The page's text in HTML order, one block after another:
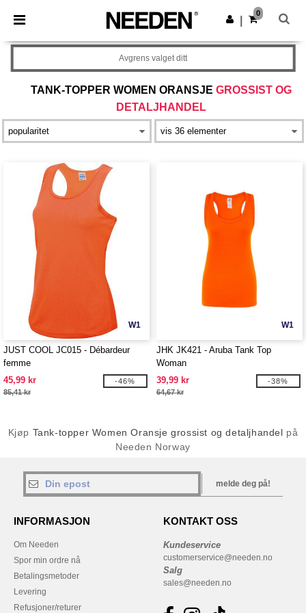
× Needen-app
Bedre priser i appen!
Last ned app
0
TANK-TOPPER WOMEN ORANSJE GROSSIST OG
DETALJHANDEL
Avgrens valget ditt
W1
JUST COOL JC015 - Débardeur
femme
45,99 kr
85,41 kr
-46%
W1
JHK JK421 - Aruba Tank Top
Woman
39,99 kr
64,67 kr
-38%
Kjøp Tank-topper Women Oransje grossist og detaljhandel på
Needen Norway
melde deg på!
INFORMASJON
Om Needen
Spor min ordre nå
Betalingsmetoder
Levering
Refusjoner/returer
KONTAKT OSS
Kundeservice
customerservice@needen.no
Salg
sales@needen.no